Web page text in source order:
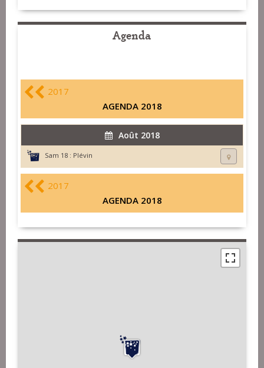
Agenda
2017
AGENDA 2018
Août 2018
Sam 18 : Plévin
2017
AGENDA 2018